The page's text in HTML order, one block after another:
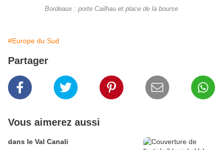
Bordeaux : porte Cailhau et place de la bourse
#Europe du Sud
Partager
Vous aimerez aussi
dans le Val Canali